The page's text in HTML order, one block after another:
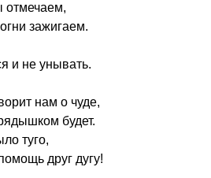
отмечаем,
зажигаем.
и не унывать.
нам о чуде,
будет.
туго,
друг дугу!